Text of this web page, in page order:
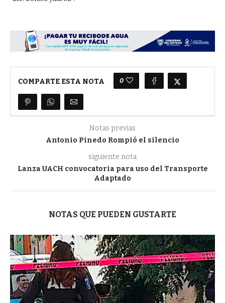
COMPARTE ESTA NOTA 0
Notas previas
Antonio Pinedo Rompió el silencio
siguiente nota
Lanza UACH convocatoria para uso del Transporte
Adaptado
NOTAS QUE PUEDEN GUSTARTE